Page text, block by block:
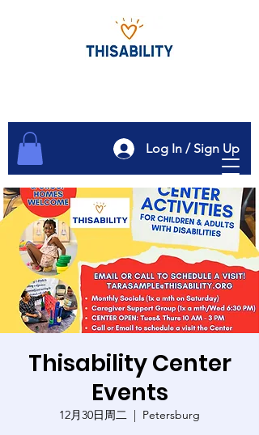
Log In / Sign Up
Thisability Center
Events
12月30日周二
  |
Petersburg